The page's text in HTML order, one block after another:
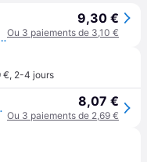
01001 - Réf. 133VKJP01001
9,30 €
Ou 3 paiements de 3,10 €
€, 2-4 jours
01001 8,07 €
Ou 3 paiements de 2,69 €